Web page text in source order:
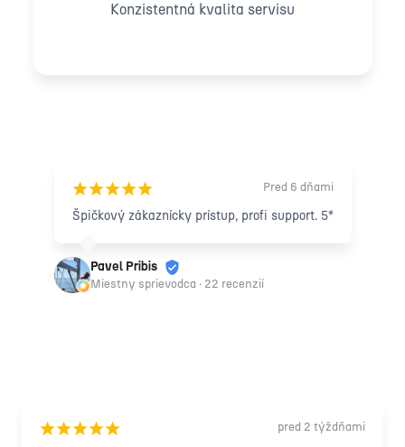
Konzistentná kvalita servisu
¡¡¡¡¡ Pred 6 dňami
Špičkový zákaznícky prístup, profi support. 5*
Pavel Pribis
Miestny sprievodca · 22 recenzií
¡¡¡¡¡ pred 2 týždňami